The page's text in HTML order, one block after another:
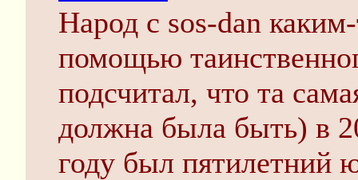
Народ с sos-dan
помощью
подсчитал, что та
должна была быть) в
году был пятилетний